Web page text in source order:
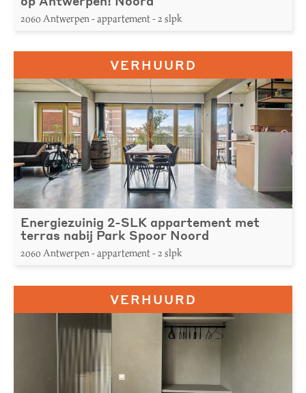
2060 Antwerpen - appartement - 2 slpk
VERHUURD
Energiezuinig 2-SLK appartement met
terras nabij Park Spoor Noord
2060 Antwerpen - appartement - 2 slpk
VERHUURD